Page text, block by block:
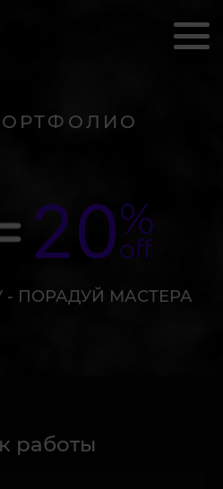
- ПОРАДУЙ МАСТЕРА
работы